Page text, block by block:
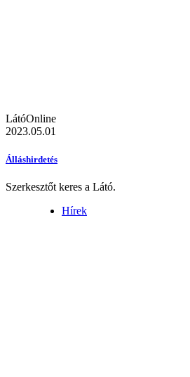
LátóOnline
2023.05.01
Álláshirdetés
Szerkesztőt keres a Látó.
Hírek